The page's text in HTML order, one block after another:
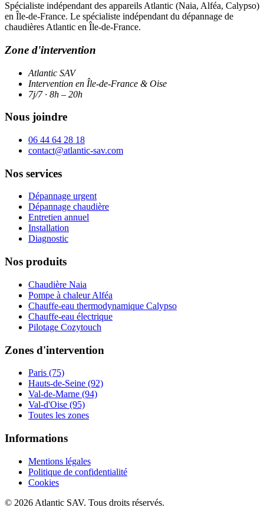
Spécialiste indépendant des appareils Atlantic (Naia, Alféa, Calypso)
en Île-de-France. Le spécialiste indépendant du dépannage de
chaudières Atlantic en Île-de-France.
Zone d'intervention
Atlantic SAV
Intervention en Île-de-France & Oise
7j/7 · 8h – 20h
Nous joindre
06 44 64 28 18
contact@atlantic-sav.com
Nos services
Dépannage urgent
Dépannage chaudière
Entretien annuel
Installation
Diagnostic
Nos produits
Chaudière Naia
Pompe à chaleur Alféa
Chauffe-eau thermodynamique Calypso
Chauffe-eau électrique
Pilotage Cozytouch
Zones d'intervention
Paris (75)
Hauts-de-Seine (92)
Val-de-Marne (94)
Val-d'Oise (95)
Toutes les zones
Informations
Mentions légales
Politique de confidentialité
Cookies
© 2026 Atlantic SAV. Tous droits réservés.